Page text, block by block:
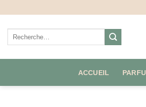
contenu
ACCUEIL